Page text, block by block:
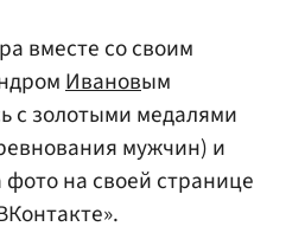
вместе со своим
Ивановым
с золотыми медалями
мужчин) и
на своей странице